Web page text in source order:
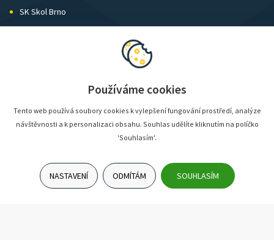
SK Skol Brno
Biatlon Brno
Používáme cookies
Tento web používá soubory cookies k vylepšení fungování prostředí, analýze
návštěvnosti a k personalizaci obsahu. Souhlas udělíte kliknutím na políčko
'Souhlasím'.
NASTAVENÍ ODMÍTÁM SOUHLASÍM